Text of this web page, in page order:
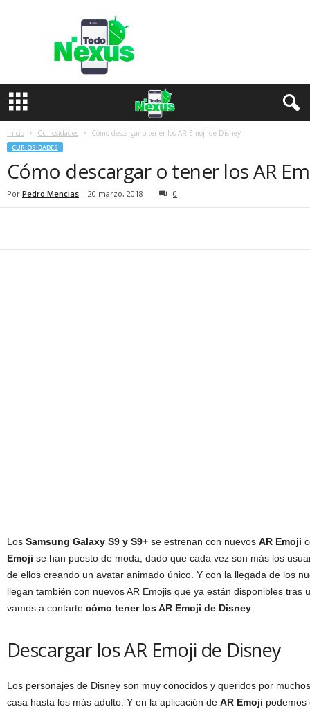
e
Inicio Curiosidades Cómo descargar o tener los AR Emoji de Disney
CURIOSIDADES
Cómo descargar o tener los AR
Por Pedro Mencias - 20 marzo, 2018 0
Los Samsung Galaxy S9 y S9+ se estrenan con nuevos AR Emoji
Emoji se han puesto de moda, dado que cada vez son más los
de ellos creando un avatar animado único. Y con la llegada de los
llegan también con nuevos AR Emojis que ya están disponibles tras
vamos a contarte cómo tener los AR Emoji de Disney.
Descargar los AR Emoji de Disney
Los personajes de Disney son muy conocidos y queridos por
casa hasta los más adulto. Y en la aplicación de AR Emoji podemos